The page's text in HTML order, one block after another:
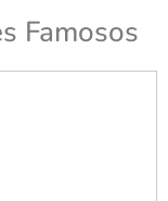
Famosos